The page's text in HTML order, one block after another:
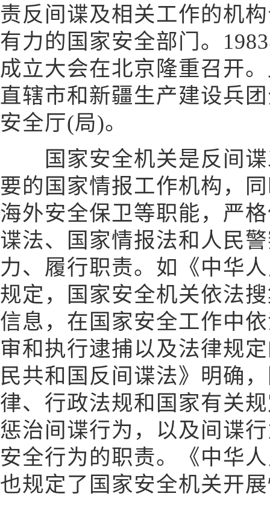
责反间谍及相关工作的机
有力的国家安全部门。
成立大会在北京隆重召开
直辖市和新疆生产建设兵
安全厅(局)。
国家安全机关是反间谍
要的国家情报工作机构，
海外安全保卫等职能，严
谍法、国家情报法和人民
力、履行职责。如《中华
规定，国家安全机关依法
信息，在国家安全工作中
审和执行逮捕以及法律规
民共和国反间谍法》明确
律、行政法规和国家有关
惩治间谍行为，以及间谍
安全行为的职责。《中华
也规定了国家安全机关开